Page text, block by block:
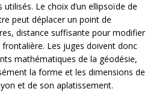
Le choix d’un ellipsoïde de
peut déplacer un point de
distance suffisante pour modifier
frontalière. Les juges doivent donc
mathématiques de la géodésie,
la forme et les dimensions de
et de son aplatissement.